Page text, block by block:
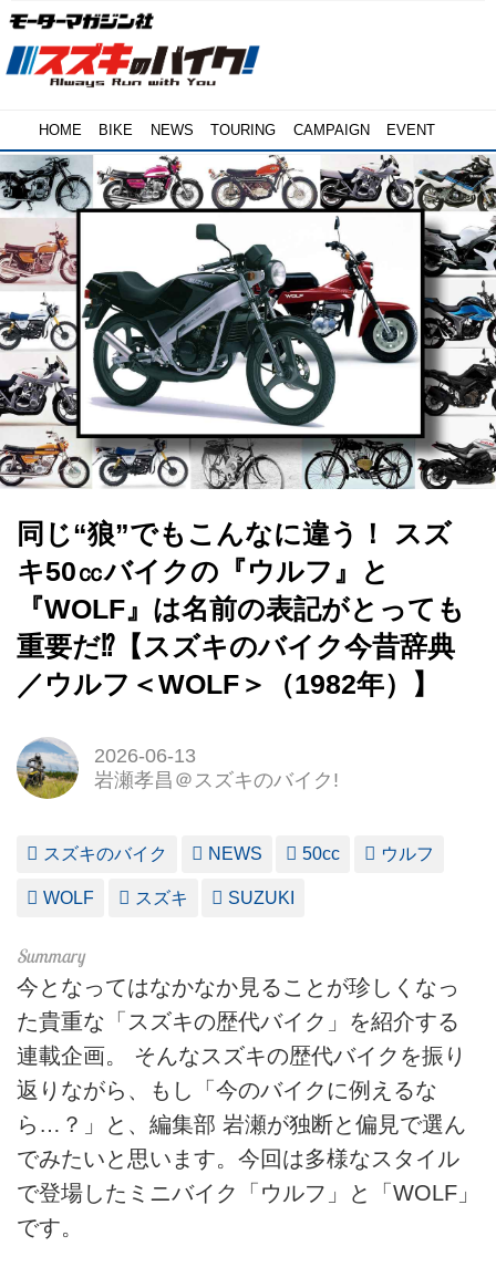
HOME BIKE NEWS TOURING CAMPAIGN EVENT
同じ“狼”でもこんなに違う！ スズ
キ50㏄バイクの『ウルフ』と
『WOLF』は名前の表記がとっても
重要だ⁉【スズキのバイク今昔辞典
／ウルフ＜WOLF＞（1982年）】
2026-06-13
岩瀬孝昌＠スズキのバイク!
スズキのバイク NEWS 50cc ウルフ
WOLF スズキ SUZUKI
今となってはなかなか見ることが珍しくなっ
た貴重な「スズキの歴代バイク」を紹介する
連載企画。 そんなスズキの歴代バイクを振り
返りながら、もし「今のバイクに例えるな
ら…？」と、編集部 岩瀬が独断と偏見で選ん
でみたいと思います。今回は多様なスタイル
で登場したミニバイク「ウルフ」と「WOLF」
です。